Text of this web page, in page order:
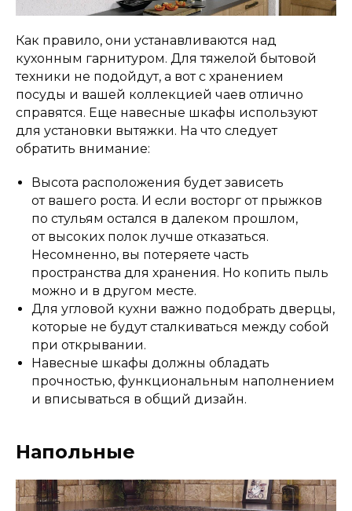
Как правило, они устанавливаются над
кухонным гарнитуром. Для тяжелой бытовой
техники не подойдут, а вот с хранением
посуды и вашей коллекцией чаев отлично
справятся. Еще навесные шкафы используют
для установки вытяжки. На что следует
обратить внимание:
Высота расположения будет зависеть
от вашего роста. И если восторг от прыжков
по стульям остался в далеком прошлом,
от высоких полок лучше отказаться.
Несомненно, вы потеряете часть
пространства для хранения. Но копить пыль
можно и в другом месте.
Для угловой кухни важно подобрать дверцы,
которые не будут сталкиваться между собой
при открывании.
Навесные шкафы должны обладать
прочностью, функциональным наполнением
и вписываться в общий дизайн.
Напольные